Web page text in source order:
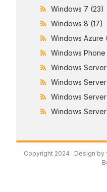
Windows 7 (23)
Windows 8 (17)
Windows Azure
Windows Phone
Windows
Windows
Windows
Windows
Copyright 2024 · Design by